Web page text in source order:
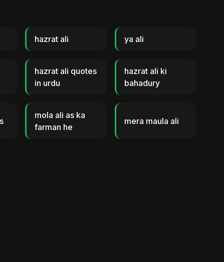
hazrat ali ya ali
hazrat ali quotes
in urdu
hazrat ali ki
bahadury
mola ali as ka
farman he
mera maula ali